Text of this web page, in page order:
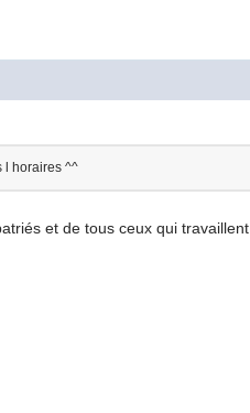
l horaires ^^
et de tous ceux qui